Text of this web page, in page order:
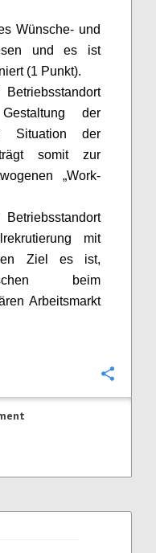
Wünsche- und
und es ist
(1 Punkt).
der
Situation der
somit zur
„Work-
mit
Ziel es ist,
beim
Arbeitsmarkt